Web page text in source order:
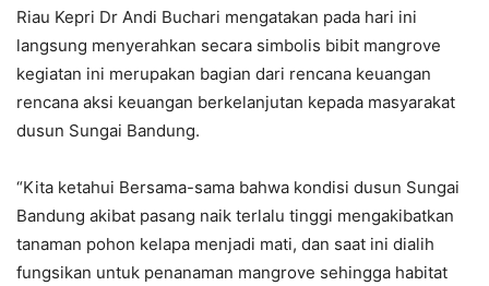
Riau Kepri Dr Andi Buchari mengatakan pada hari ini
langsung menyerahkan secara simbolis bibit mangrove
kegiatan ini merupakan bagian dari rencana keuangan
rencana aksi keuangan berkelanjutan kepada masyarakat
dusun Sungai Bandung.
“Kita ketahui Bersama-sama bahwa kondisi dusun Sungai
Bandung akibat pasang naik terlalu tinggi mengakibatkan
tanaman pohon kelapa menjadi mati, dan saat ini dialih
fungsikan untuk penanaman mangrove sehingga habitat